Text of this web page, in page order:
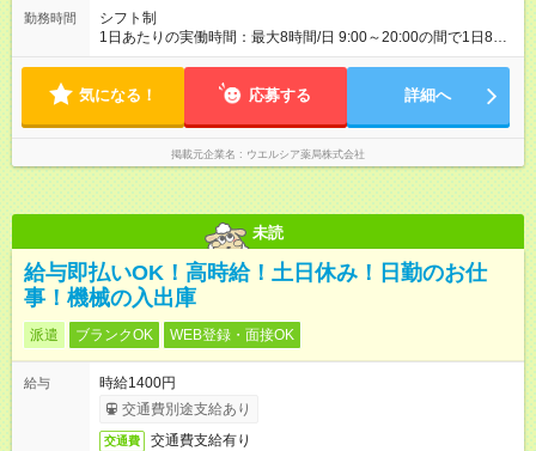
勤務時間
シフト制
1日あたりの実働時間：最大8時間/日 9:00～20:00の間で1日8時
間の勤務 ☆週3～5日の勤務 ※勤務曜日応相談 ☆未経験・無資格
気になる！ 応募する 詳細へ
掲載元企業名 ウエルシア薬局株式会社
未読
給与即払いOK！高時給！土日休み！日勤のお仕
事！機械の入出庫
派遣 ブランクOK WEB登録・面接OK
給与
時給1400円
交通費別途支給あり
交通費 交通費支給有り